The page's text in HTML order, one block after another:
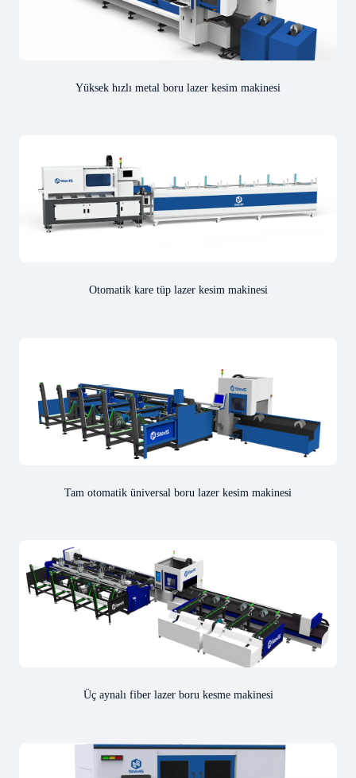
Yüksek hızlı metal boru lazer kesim makinesi
Otomatik kare tüp lazer kesim makinesi
Tam otomatik üniversal boru lazer kesim makinesi
Üç aynalı fiber lazer boru kesme makinesi